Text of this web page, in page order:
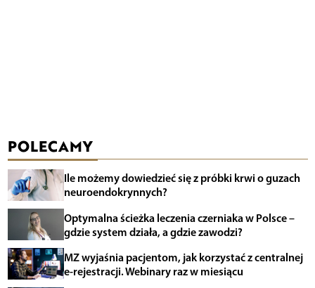
POLECAMY
Ile możemy dowiedzieć się z próbki krwi o guzach
neuroendokrynnych?
Optymalna ścieżka leczenia czerniaka w Polsce –
gdzie system działa, a gdzie zawodzi?
MZ wyjaśnia pacjentom, jak korzystać z centralnej
e-rejestracji. Webinary raz w miesiącu